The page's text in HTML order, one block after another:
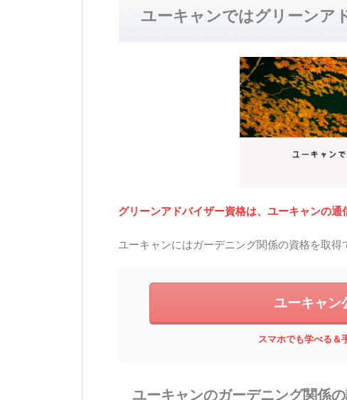
ユーキャンではグリーンア
グリーンアドバイザー資格は、ユーキャンの
ユーキャンにはガーデニング関係の資格を取得
ユーキャン
スマホでも学べる＆
ユーキャンのガーデニング関係